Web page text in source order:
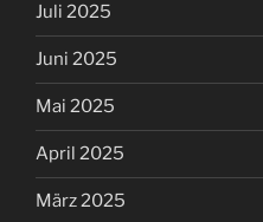
Juli 2025
Juni 2025
Mai 2025
April 2025
März 2025